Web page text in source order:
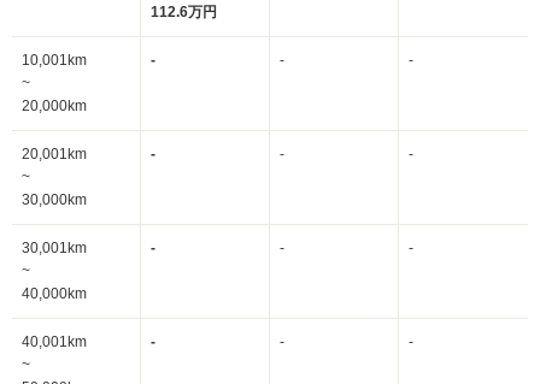
112.6万円
10,001km
~
20,000km
- - -
20,001km
~
30,000km
- - -
30,001km
~
40,000km
- - -
40,001km
~
- - -